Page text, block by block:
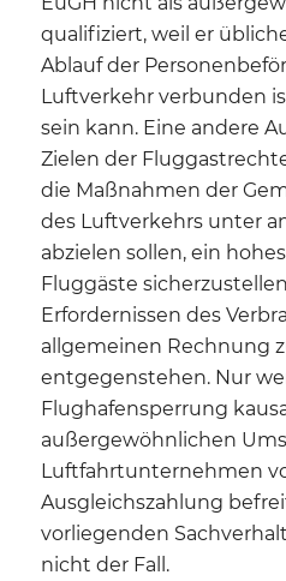
qualifiziert, weil er
Ablauf der
Luftverkehr verbunden
sein kann. Eine andere
Zielen der
die Maßnahmen der
des Luftverkehrs unter
abzielen sollen, ein
Fluggäste
Erfordernissen des
allgemeinen Rechnung
entgegenstehen. Nur
Flughafensperrung
außergewöhnlichen
Luftfahrtunternehmen
Ausgleichszahlung
vorliegenden
nicht der Fall.